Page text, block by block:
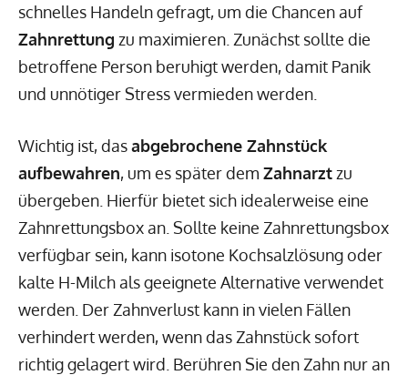
schnelles Handeln gefragt, um die Chancen auf
Zahnrettung zu maximieren. Zunächst sollte die
betroffene Person beruhigt werden, damit Panik
und unnötiger Stress vermieden werden.
Wichtig ist, dasabgebrochene Zahnstück
aufbewahren, um es später dem Zahnarztzu
übergeben. Hierfür bietet sich idealerweise eine
Zahnrettungsbox an. Sollte keine Zahnrettungsbox
verfügbar sein, kann isotone Kochsalzlösung oder
kalte H-Milch als geeignete Alternative verwendet
werden. Der Zahnverlust kann in vielen Fällen
verhindert werden, wenn das Zahnstück sofort
richtig gelagert wird. Berühren Sie den Zahn nur an